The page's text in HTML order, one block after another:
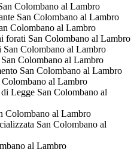
Colombano al Lambro
San Colombano al Lambro
Colombano al Lambro
forati San Colombano al Lambro
San Colombano al Lambro
Colombano al Lambro
San Colombano al Lambro
Colombano al Lambro
Legge San Colombano al
Colombano al Lambro
San Colombano al
al Lambro